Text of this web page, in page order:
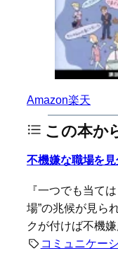
Amazon楽天
この本か
不機嫌な職場を
『一つでも当て
場”の兆候が見ら
クが付けば不機
コミュニケー